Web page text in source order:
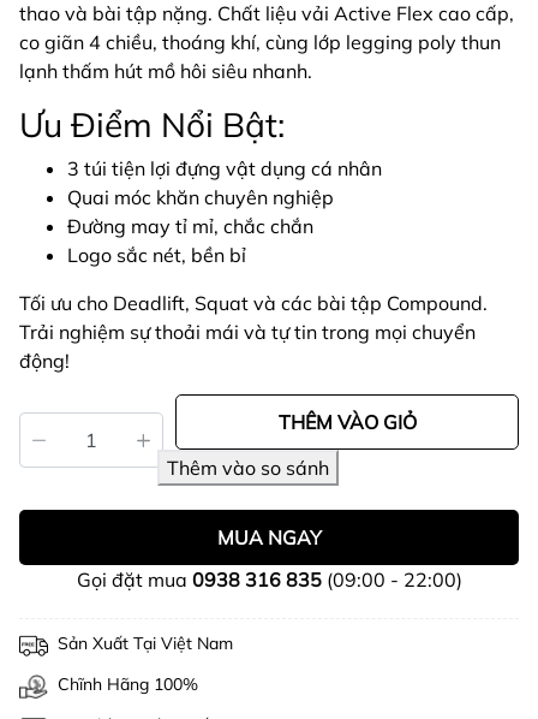
thao và bài tập nặng. Chất liệu vải Active Flex cao cấp,
co giãn 4 chiều, thoáng khí, cùng lớp legging poly thun
lạnh thấm hút mồ hôi siêu nhanh.
Ưu Điểm Nổi Bật:
3 túi tiện lợi đựng vật dụng cá nhân
Quai móc khăn chuyên nghiệp
Đường may tỉ mỉ, chắc chắn
Logo sắc nét, bền bỉ
Tối ưu cho Deadlift, Squat và các bài tập Compound.
Trải nghiệm sự thoải mái và tự tin trong mọi chuyển
động!
THÊM VÀO GIỎ
MUA NGAY
Gọi đặt mua 0938 316 835(09:00 - 22:00)
Sản Xuất Tại Việt Nam
Chĩnh Hãng 100%